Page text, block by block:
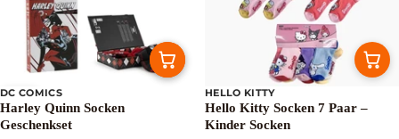
Sale
DC COMICS
Harley Quinn Socken
Geschenkset
HELLO KITTY
Hello Kitty Socken 7 Paar –
Kinder Socken